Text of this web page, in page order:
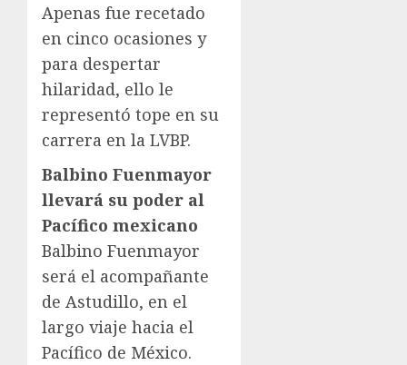
Apenas fue recetado
en cinco ocasiones y
para despertar
hilaridad, ello le
representó tope en su
carrera en la LVBP.
Balbino Fuenmayor
llevará su poder al
Pacífico mexicano
Balbino Fuenmayor
será el acompañante
de Astudillo, en el
largo viaje hacia el
Pacífico de México.